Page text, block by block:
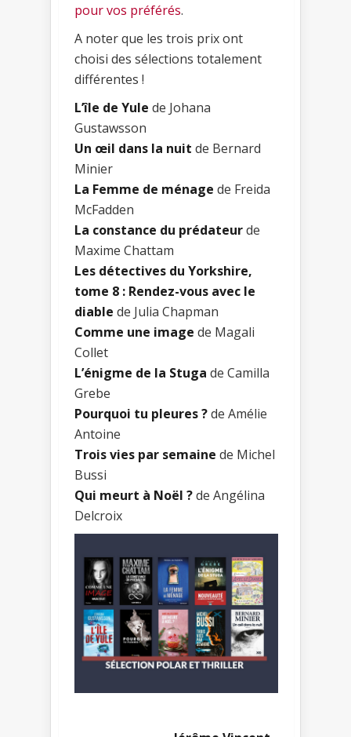
pour vos préférés.
A noter que les trois prix ont
choisi des sélections totalement
différentes !
L’île de Yule de Johana
Gustawsson
Un œil dans la nuit de Bernard
Minier
La Femme de ménage de Freida
McFadden
La constance du prédateurde
Maxime Chattam
Les détectives du Yorkshire,
tome 8 : Rendez-vous avec le
diable de Julia Chapman
Comme une image de Magali
Collet
L’énigme de la Stuga de Camilla
Grebe
Pourquoi tu pleures ?de Amélie
Antoine
Trois vies par semaine de Michel
Bussi
Qui meurt à Noël ?de Angélina
Delcroix